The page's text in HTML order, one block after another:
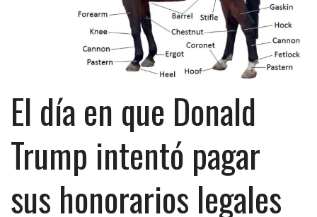
El día en que Donald
Trump intentó pagar
sus honorarios legales